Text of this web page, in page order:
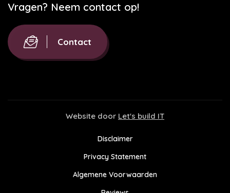
Vragen? Neem contact op!
Contact
Website door Let's build IT
Disclaimer
Privacy Statement
Algemene Voorwaarden